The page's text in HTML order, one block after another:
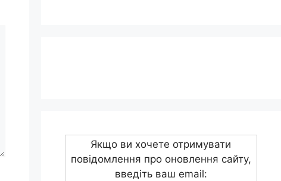
Якщо ви хочете отримувати
повідомлення про оновлення сайту,
введіть ваш email: